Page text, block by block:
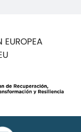
EUROPEA